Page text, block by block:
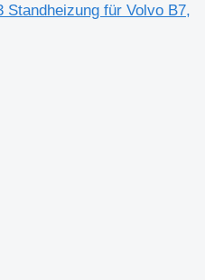
Standheizung für Volvo B7,